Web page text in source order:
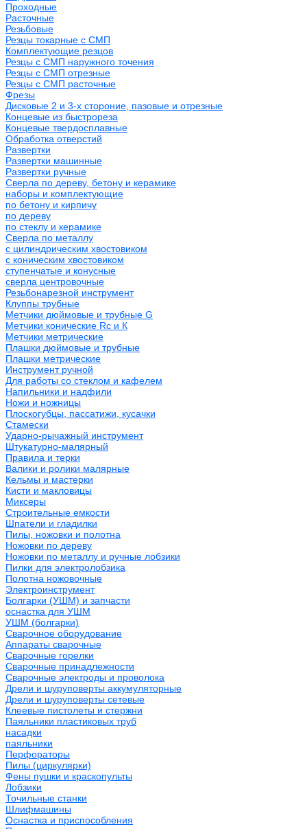
Проходные
Расточные
Резьбовые
Резцы токарные с СМП
Комплектующие резцов
Резцы с СМП наружного точения
Резцы с СМП отрезные
Резцы с СМП расточные
Фрезы
Дисковые 2 и 3-х стороние, пазовые и отрезные
Концевые из быстрореза
Концевые твердосплавные
Обработка отверстий
Развертки
Развертки машинные
Развертки ручные
Сверла по дереву, бетону и керамике
наборы и комплектующие
по бетону и кирпичу
по дереву
по стеклу и керамике
Сверла по металлу
c цилиндрическим хвостовиком
c коническим хвостовиком
cтупенчатые и конусные
сверла центровочные
Резьбонарезной инструмент
Клуппы трубные
Метчики дюймовые и трубные G
Метчики конические Rc и К
Метчики метрические
Плашки дюймовые и трубные
Плашки метрические
Инструмент ручной
Для работы со стеклом и кафелем
Напильники и надфили
Ножи и ножницы
Плоскогубцы, пассатижи, кусачки
Стамески
Ударно-рычажный инструмент
Штукатурно-малярный
Правила и терки
Валики и ролики малярные
Кельмы и мастерки
Кисти и макловицы
Миксеры
Строительные емкости
Шпатели и гладилки
Пилы, ножовки и полотна
Ножовки по дереву
Ножовки по металлу и ручные лобзики
Пилки для электролобзика
Полотна ножовочные
Электроинструмент
Болгарки (УШМ) и запчасти
оснастка для УШМ
УШМ (болгарки)
Сварочное оборудование
Аппараты сварочные
Сварочные горелки
Сварочные принадлежности
Сварочные электроды и проволока
Дрели и шуруповерты аккумуляторные
Дрели и шуруповерты сетевые
Клеевые пистолеты и стержни
Паяльники пластиковых труб
насадки
паяльники
Перфораторы
Пилы (циркулярки)
Фены пушки и краскопульты
Лобзики
Точильные станки
Шлифмашины
Оснастка и приспособления